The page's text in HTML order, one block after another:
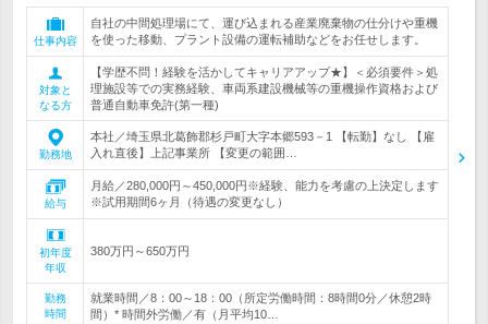
仕事内容
自社の中間処理場にて、運び込まれる産業廃棄物の仕分けや重機
を使った移動、プラント設備の運転補助などをお任せします。
対象と
なる方
【学歴不問！経験を活かしてキャリアアップ★】＜必須要件＞処
理施設等での実務経験、車両系建設機械等の重機操作資格および
普通自動車免許(第一種)
勤務地
本社／埼玉県北葛飾郡杉戸町大字本郷593－1 【転勤】なし 【雇
入れ直後】上記事業所 【変更の範囲…
給与
月給／280,000円～450,000円※経験、能力を考慮の上決定します
※試用期間6ヶ月（待遇の変更なし）
初年度
年収
380万円～650万円
勤務
時間
就業時間／8：00～18：00（所定労働時間：8時間0分／休憩2時
間）* 時間外労働／有（月平均10…